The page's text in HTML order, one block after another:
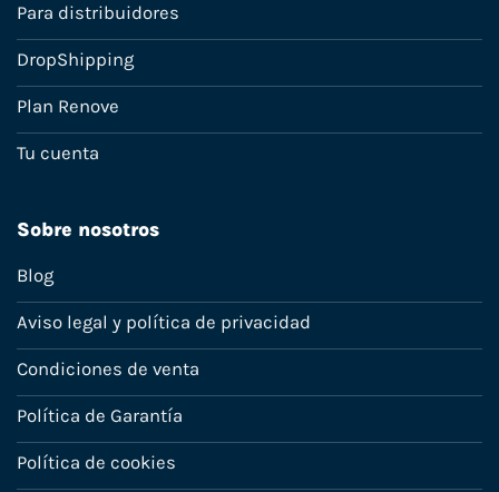
Para distribuidores
DropShipping
Plan Renove
Tu cuenta
Sobre nosotros
Blog
Aviso legal y política de privacidad
Condiciones de venta
Política de Garantía
Política de cookies